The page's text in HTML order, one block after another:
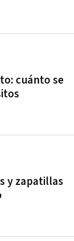
cuánto se
y zapatillas